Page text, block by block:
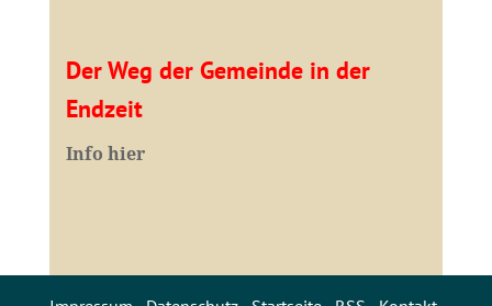
Der Weg der Gemeinde in der
Endzeit
Info hier